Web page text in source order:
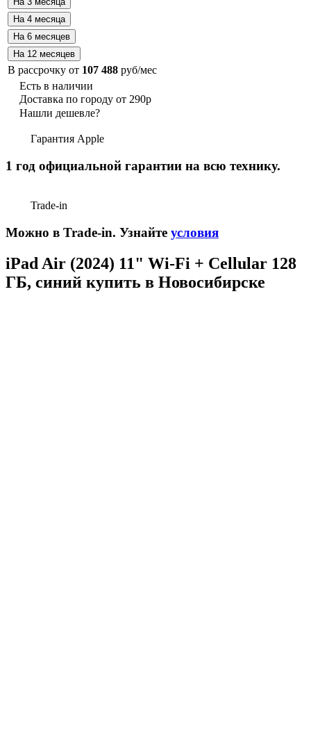
В рассрочку от 107 488 руб/мес
Есть в наличии
Доставка по городу от 290р
Нашли дешевле?
Гарантия Apple
1 год официальной гарантии на всю технику.
Trade-in
Можно в Trade-in. Узнайте условия
iPad Air (2024) 11" Wi-Fi + Cellular 128
ГБ, синий купить в Новосибирске